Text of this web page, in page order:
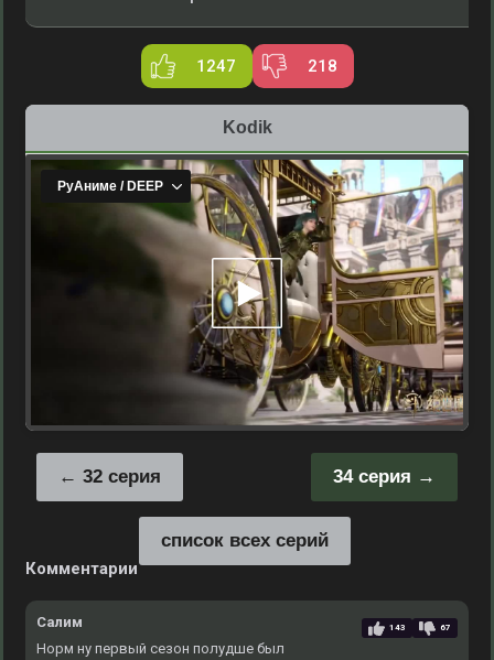
1247 218
Kodik
34 серия
32 серия
список всех серий
Комментарии
Салим 143 67
Норм ну первый сезон полудше был